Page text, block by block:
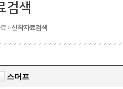
검색
>신착자료검색